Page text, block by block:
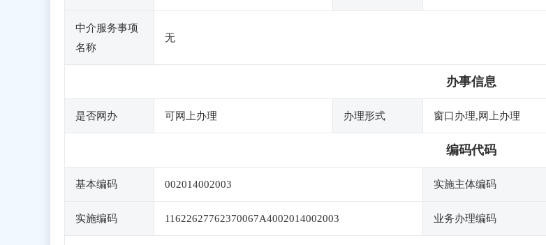
中介服务事项
名称
无
办事信息
是否网办 可网上办理 办理形式 窗口办理,网上办理
编码代码
基本编码 002014002003 实施主体编码
实施编码 11622627762370067A4002014002003 业务办理编码